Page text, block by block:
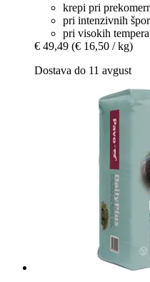
krepi pri
pri intenzivnih
pri visokih
€ 49,49 (€ 16,50 / kg)
Dostava do 11 avgust